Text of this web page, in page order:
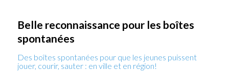
Belle reconnaissance pour les boîtes
spontanées
Des boîtes spontanées pour que les jeunes puissent
jouer, courir, sauter : en ville et en région!